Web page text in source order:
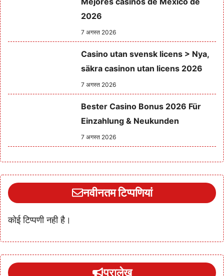
2026
7 अगस्त 2026
Casino utan svensk licens > Nya,
säkra casinon utan licens 2026
7 अगस्त 2026
Bester Casino Bonus 2026 Für
Einzahlung & Neukunden
7 अगस्त 2026
नवीनतम टिप्पणियां
कोई टिप्पणी नही है।
पुरालेख